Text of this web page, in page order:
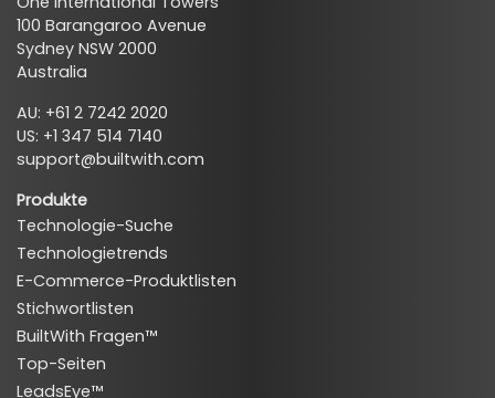
100 Barangaroo Avenue
Sydney NSW 2000
Australia
AU: +61 2 7242 2020
US: +1 347 514 7140
support@builtwith.com
Produkte
Technologie-Suche
Technologietrends
E-Commerce-Produktlisten
Stichwortlisten
BuiltWith Fragen™
Top-Seiten
LeadsEye™